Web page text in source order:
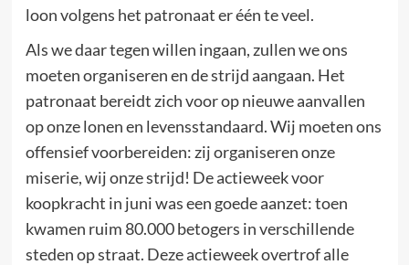
loon volgens het patronaat er één te veel.
Als we daar tegen willen ingaan, zullen we ons
moeten organiseren en de strijd aangaan. Het
patronaat bereidt zich voor op nieuwe aanvallen
op onze lonen en levensstandaard. Wij moeten ons
offensief voorbereiden: zij organiseren onze
miserie, wij onze strijd! De actieweek voor
koopkracht in juni was een goede aanzet: toen
kwamen ruim 80.000 betogers in verschillende
steden op straat. Deze actieweek overtrof alle